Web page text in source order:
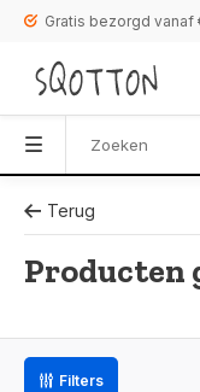
Gratis bezorgd vanaf
Terug
Producten
Filters